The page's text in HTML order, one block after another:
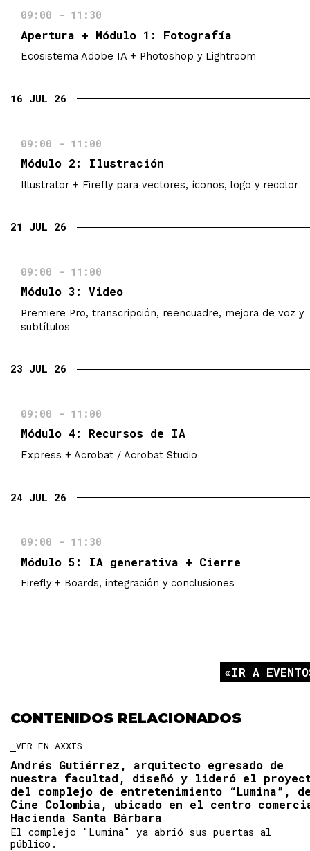
09:00 - 11:30
Apertura + Módulo 1: Fotografía
Ecosistema Adobe IA + Photoshop y Lightroom
16 JUL 26
09:00 - 11:00
Módulo 2: Ilustración
Illustrator + Firefly para vectores, íconos, logo y recolor
21 JUL 26
09:00 - 11:00
Módulo 3: Video
Premiere Pro, transcripción, reencuadre, mejora de voz y
subtítulos
23 JUL 26
09:00 - 11:00
Módulo 4: Recursos de IA
Express + Acrobat / Acrobat Studio
24 JUL 26
09:00 - 11:30
Módulo 5: IA generativa + Cierre
Firefly + Boards, integración y conclusiones
IR A
CONTENIDOS RELACIONADOS
VER EN AXXIS
Andrés Gutiérrez, arquitecto egresado de
nuestra facultad, diseñó y lideró el
del complejo de entretenimiento “Lumina”,
Cine Colombia, ubicado en el centro
Hacienda Santa Bárbara
El complejo "Lumina" ya abrió sus puertas al
público.